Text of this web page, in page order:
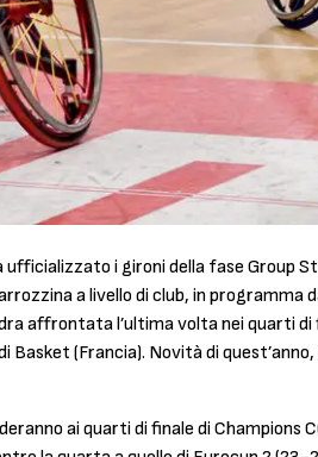
i gironi della fase Group
a livello di club, in
affrontata l’ultima volta nei quarti
(Francia). Novità di
ai quarti di finale di Champions